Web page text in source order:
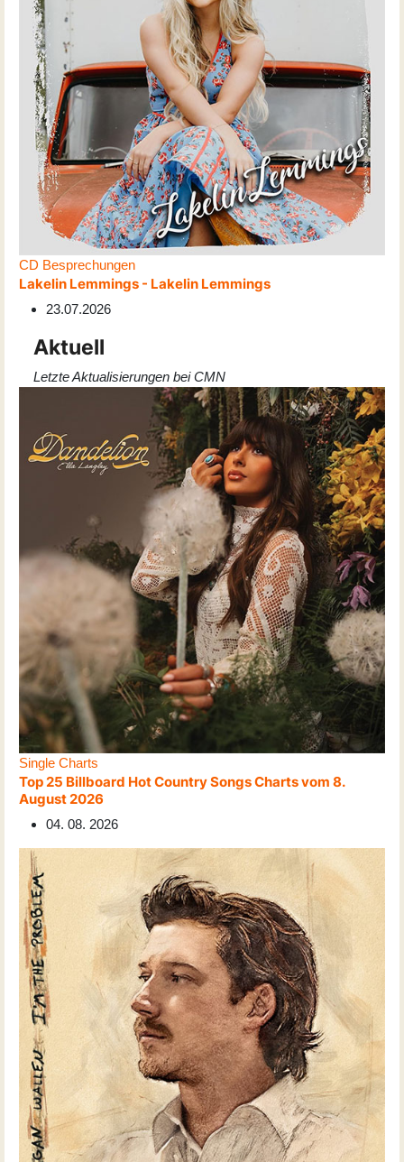
CD Besprechungen
Lakelin Lemmings - Lakelin Lemmings
23.07.2026
Aktuell
Letzte Aktualisierungen bei CMN
Single Charts
Top 25 Billboard Hot Country Songs Charts vom 8.
August 2026
04. 08. 2026